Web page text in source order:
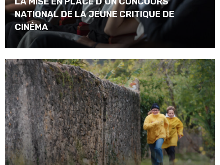
NATIONAL DE LA JEUNE CRITIQUE DE
CINÉMA